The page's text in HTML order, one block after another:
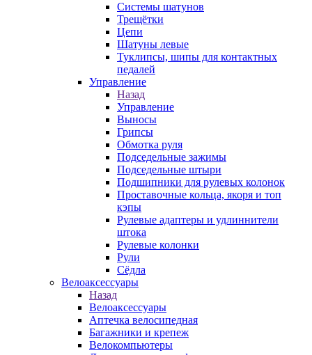
Системы шатунов
Трещётки
Цепи
Шатуны левые
Туклипсы, шипы для контактных
педалей
Управление
Назад
Управление
Выносы
Грипсы
Обмотка руля
Подседельные зажимы
Подседельные штыри
Подшипники для рулевых колонок
Проставочные кольца, якоря и топ
кэпы
Рулевые адаптеры и удлиннители
штока
Рулевые колонки
Рули
Сёдла
Велоаксессуары
Назад
Велоаксессуары
Аптечка велосипедная
Багажники и крепеж
Велокомпьютеры